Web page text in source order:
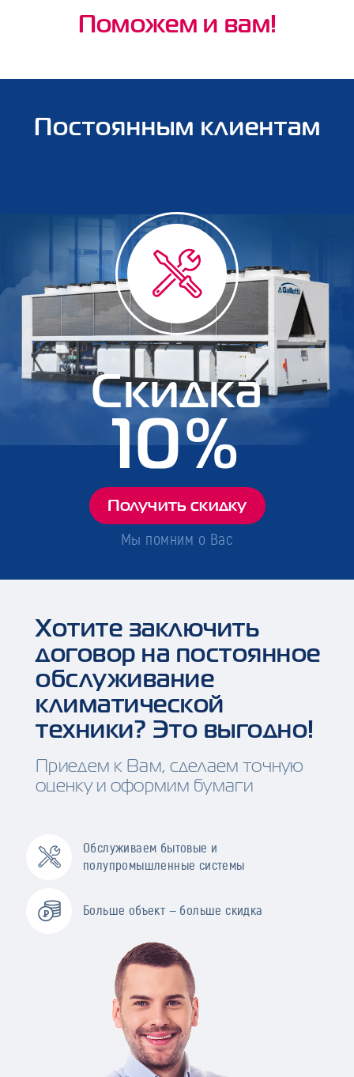
Поможем и вам!
Постоянным клиентам
Мы помним о Вас
Скидка
10%
Получить скидку
Хотите заключить
договор на постоянное
обслуживание
климатической
техники? Это выгодно!
Приедем к Вам, сделаем точную
оценку и оформим бумаги
Обслуживаем бытовые и
полупромышленные системы
Больше объект — больше скидка